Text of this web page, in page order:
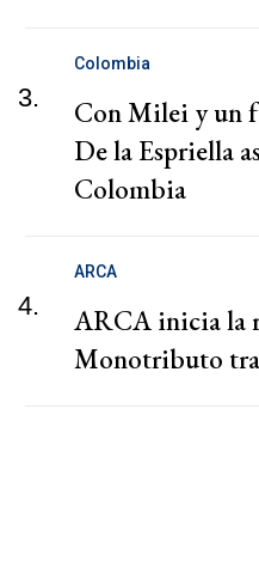
3.
Colombia
Con Milei y un
De la Espriella
Colombia
4.
ARCA
ARCA inicia la
Monotributo